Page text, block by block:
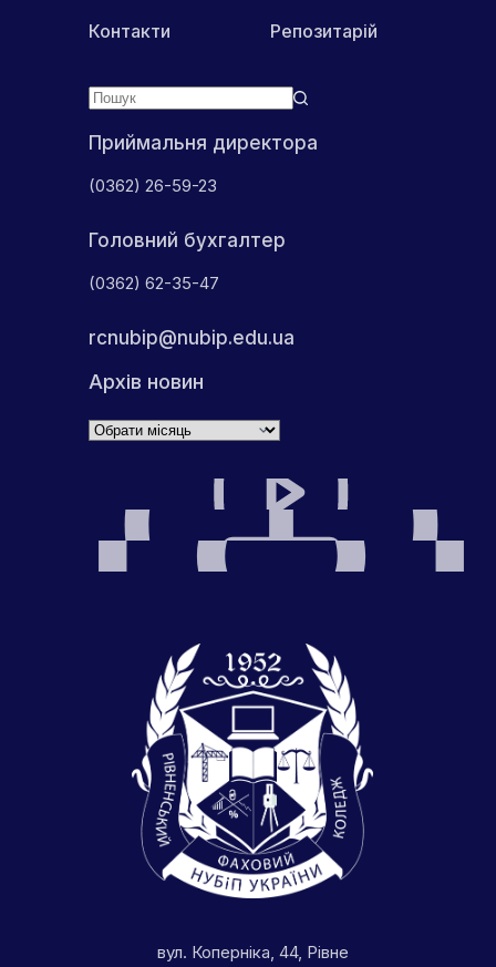
Приймальня директора
(0362) 26-59-23
Головний бухгалтер
(0362) 62-35-47
rcnubip@nubip.edu.ua
Архів новин
Архіви
вул. Коперніка, 44, Рівне
Контакти
Репозитарій